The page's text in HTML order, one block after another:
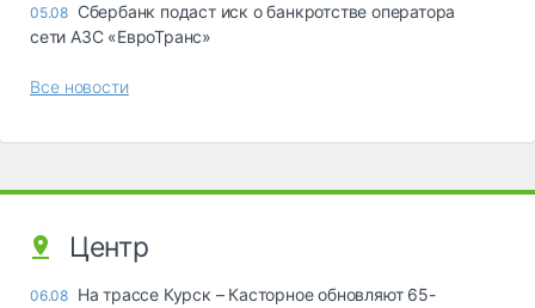
05.08 Сбербанк подаст иск о банкротстве оператора
сети АЗС «ЕвроТранс»
Все новости
Центр
06.08 На трассе Курск – Касторное обновляют 65-